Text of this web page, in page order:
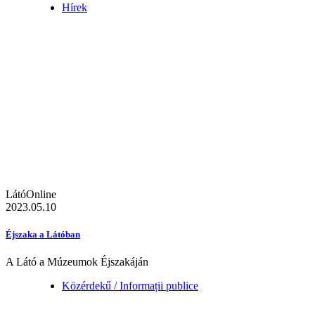
Hírek
LátóOnline
2023.05.10
Éjszaka a Látóban
A Látó a Múzeumok Éjszakáján
Közérdekű / Informații publice